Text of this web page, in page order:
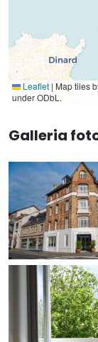
Leaflet | Map tiles
under ODbL.
Galleria